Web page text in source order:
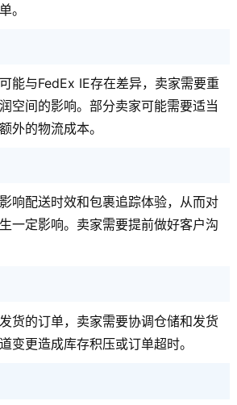
。
能与FedEx IE存在差异，卖家需要重
空间的影响。部分卖家可能需要适当
外的物流成本。
响配送时效和包裹追踪体验，从而对
一定影响。卖家需要提前做好客户沟
货的订单，卖家需要协调仓储和发货
变更造成库存积压或订单超时。